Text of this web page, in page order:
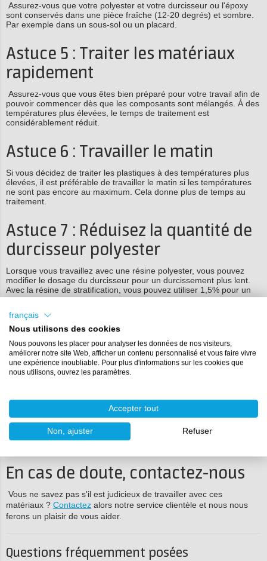
Assurez-vous que votre polyester et votre durcisseur ou l'époxy
sont conservés dans une pièce fraîche (12-20 degrés) et sombre.
Par exemple dans un sous-sol ou un placard.
Astuce 5 : Traiter les matériaux
rapidement
Assurez-vous que vous êtes bien préparé pour votre travail afin de
pouvoir commencer dès que les composants sont mélangés. À des
températures plus élevées, le temps de traitement est
considérablement réduit.
Astuce 6 : Travailler le matin
Si vous décidez de traiter les plastiques à des températures plus
élevées, il est préférable de travailler le matin si les températures
ne sont pas encore au maximum. Cela donne plus de temps au
traitement.
Astuce 7 : Réduisez la quantité de
durcisseur polyester
Lorsque vous travaillez avec une résine polyester, vous pouvez
modifier le dosage du durcisseur pour un durcissement plus lent.
Avec la résine de stratification, vous pouvez utiliser 1,5% pour un
stratification polyester
S'il vous plaît noter! Conservez toujours le rapport de mélange
spécifié pour l'époxy.
Astuce 8 : Utilisez un autre
Si possible, vous pouvez opter pour un autre système époxy. Par
exemple, une résine de couléepour de grandes pièces couléesou
époxy lent universel . Ces systèmes ont un temps de traitement
relativement plus long.
En cas de doute, contactez-nous
Vous ne savez pas s'il est judicieux de travailler avec ces
matériaux ? Contactez alors notre service clientèle et nous nous
ferons un plaisir de vous aider.
Questions fréquemment posées
français
Nous utilisons des cookies
Nous pouvons les placer pour analyser les données de nos visiteurs,
améliorer notre site Web, afficher un contenu personnalisé et vous faire vivre
une expérience inoubliable. Pour plus d'informations sur les cookies que
nous utilisons, ouvrez les paramètres.
Accepter tout
Non, ajuster Refuser